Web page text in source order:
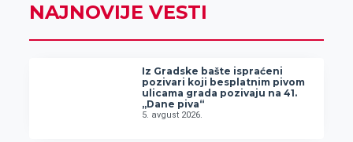
NAJNOVIJE VESTI
Iz Gradske bašte ispraćeni
pozivari koji besplatnim pivom
ulicama grada pozivaju na 41.
„Dane piva“
5. avgust 2026.